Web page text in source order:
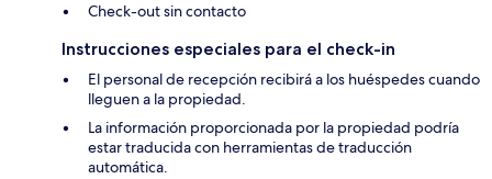
Check-out sin contacto
Instrucciones especiales para el check-in
El personal de recepción recibirá a los huéspedes cuando
lleguen a la propiedad.
La información proporcionada por la propiedad podría
estar traducida con herramientas de traducción
automática.